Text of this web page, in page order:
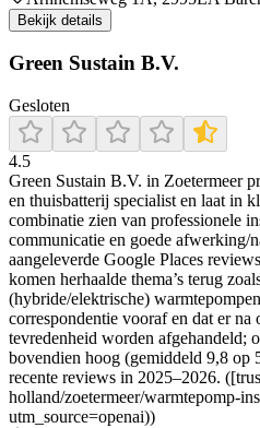
Bekijk details
Green Sustain B.V.
Gesloten
4.5
Green Sustain B.V. in Zoetermeer
en thuisbatterij specialist en laat in
combinatie zien van professionele
communicatie en goede afwerking/
aangeleverde Google Places
komen herhaalde thema’s terug
(hybride/elektrische)
correspondentie vooraf en dat er
tevredenheid worden afgehandeld;
bovendien hoog (gemiddeld 9,8 op
recente reviews in 2025–2026.
holland/zoetermeer/warmtepomp-
utm_source=openai))